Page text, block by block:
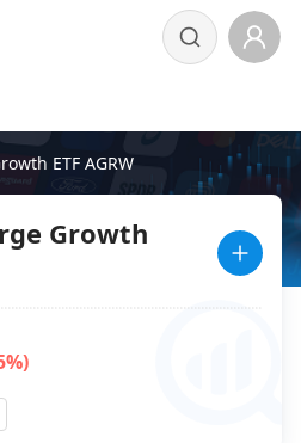
ETF AGRW
Growth